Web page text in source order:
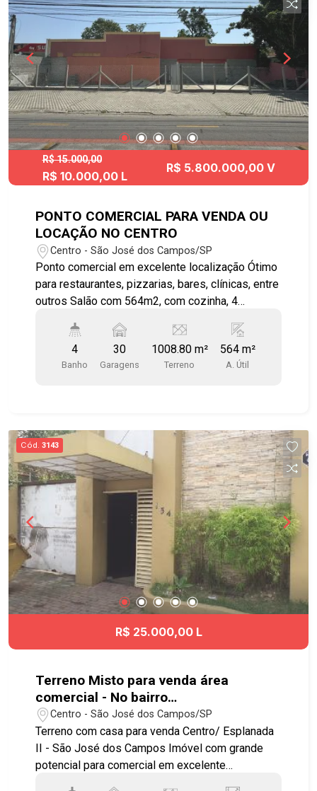
#sobrelojalocaçãoSJC #Centro
R$ 15.000,00
R$ 10.000,00 L
R$ 5.800.000,00 V
PONTO COMERCIAL PARA VENDA OU
LOCAÇÃO NO CENTRO
Centro - São José dos Campos/SP
Ponto comercial em excelente localização Ótimo
para restaurantes, pizzarias, bares, clínicas, entre
outros Salão com 564m2, com cozinha, 4
de terreno 1008,80 ACEITA CARÊNCIA PARA
REFORMA
4
Banho
30
Garagens
1008.80 m²
Terreno
564 m²
A. Útil
Cód. 3143
R$ 25.000,00 L
Terreno Misto para venda área
comercial - No bairro
Centro/Esplanada II - São José dos
Campos SP
Centro - São José dos Campos/SP
Terreno com casa para venda Centro/ Esplanada
II - São José dos Campos Imóvel com grande
potencial para comercial em excelente